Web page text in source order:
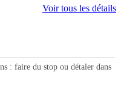
Voir tous les détails
: faire du stop ou détaler dans